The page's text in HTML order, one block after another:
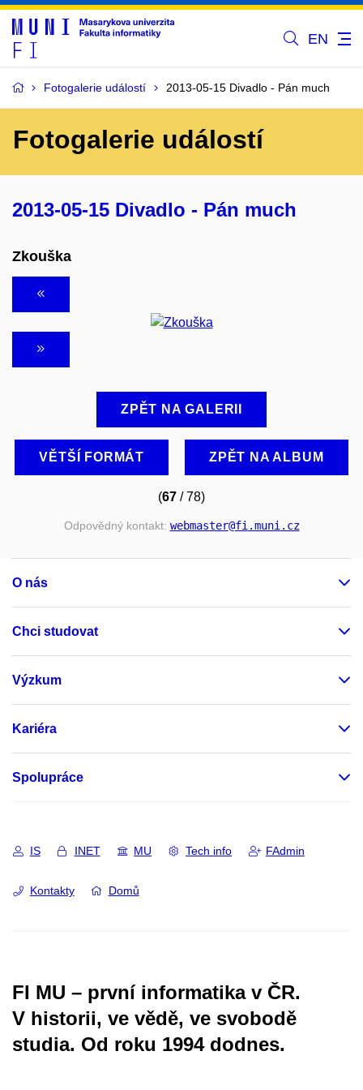
EN
Fotogalerie událostí 2013-05-15 Divadlo - Pán much
Fotogalerie událostí
2013-05-15 Divadlo - Pán much
Zkouška
ZPĚT NA GALERII
VĚTŠÍ FORMÁT ZPĚT NA ALBUM
(67 / 78)
Odpovědný kontakt: webmaster@fi.muni.cz
O nás
Chci studovat
Výzkum
Kariéra
Spolupráce
IS INET MU Tech info FAdmin
Kontakty Domů
FI MU – první informatika v ČR.
V historii, ve vědě, ve svobodě
studia. Od roku 1994 dodnes.